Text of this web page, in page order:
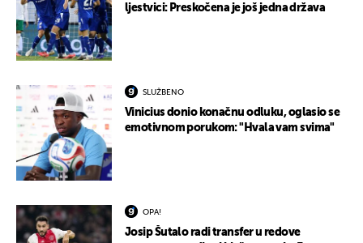
ljestvici: Preskočena je još jedna država
SLUŽBENO
Vinicius donio konačnu odluku, oglasio se
emotivnom porukom: "Hvala vam svima"
OPA!
Josip Šutalo radi transfer u redove